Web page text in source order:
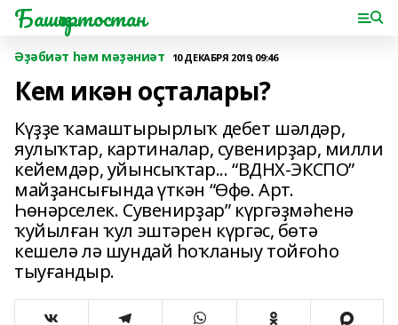
Башҡортостан
Әҙәбиәт һәм мәҙәниәт 10 ДЕКАБРЯ 2019, 09:46
Кем икән оҫталары?
Күҙҙе ҡамаштырырлыҡ дебет шәлдәр,
яулыҡтар, картиналар, сувенирҙар, милли
кейемдәр, уйынсыҡтар... “ВДНХ-ЭКСПО”
майҙансығында үткән “Өфө. Арт.
Һөнәрселек. Сувенирҙар” күргәҙмәһенә
ҡуйылған ҡул эштәрен күргәс, бөтә
кешелә лә шундай һоҡланыу тойғоһо
тыуғандыр.